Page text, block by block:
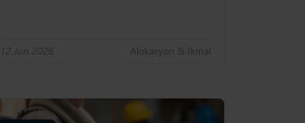
12 Jun 2026 Alokasyon & İkmal